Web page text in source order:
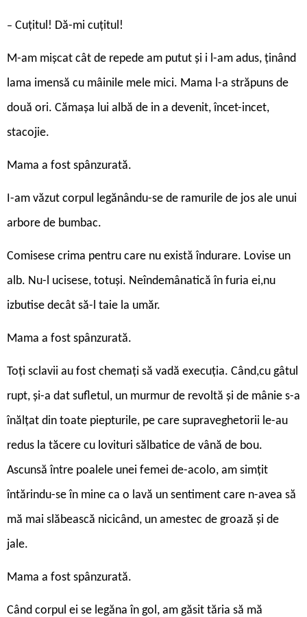
– Cuțitul! Dă-mi cuțitul!
M-am mișcat cât de repede am putut și i l-am adus, ţinând
lama imensă cu mâinile mele mici. Mama l-a străpuns de
două ori. Cămașa lui albă de in a devenit, încet-incet,
stacojie.
Mama a fost spânzurată.
I-am văzut corpul legănându-se de ramurile de jos ale unui
arbore de bumbac.
Comisese crima pentru care nu există îndurare. Lovise un
alb. Nu-l ucisese, totuși. Neîndemânatică în furia ei,nu
izbutise decât să-l taie la umăr.
Mama a fost spânzurată.
Toți sclavii au fost chemați să vadă execuția. Când,cu gâtul
rupt, și-a dat sufletul, un murmur de revoltă și de mânie s-a
înălţat din toate piepturile, pe care supraveghetorii le-au
redus la tăcere cu lovituri sălbatice de vână de bou.
Ascunsă între poalele unei femei de-acolo, am simțit
întărindu-se în mine ca o lavă un sentiment care n-avea să
mă mai slăbească nicicând, un amestec de groază și de
jale.
Mama a fost spânzurată.
Când corpul ei se legăna în gol, am găsit tăria să mă